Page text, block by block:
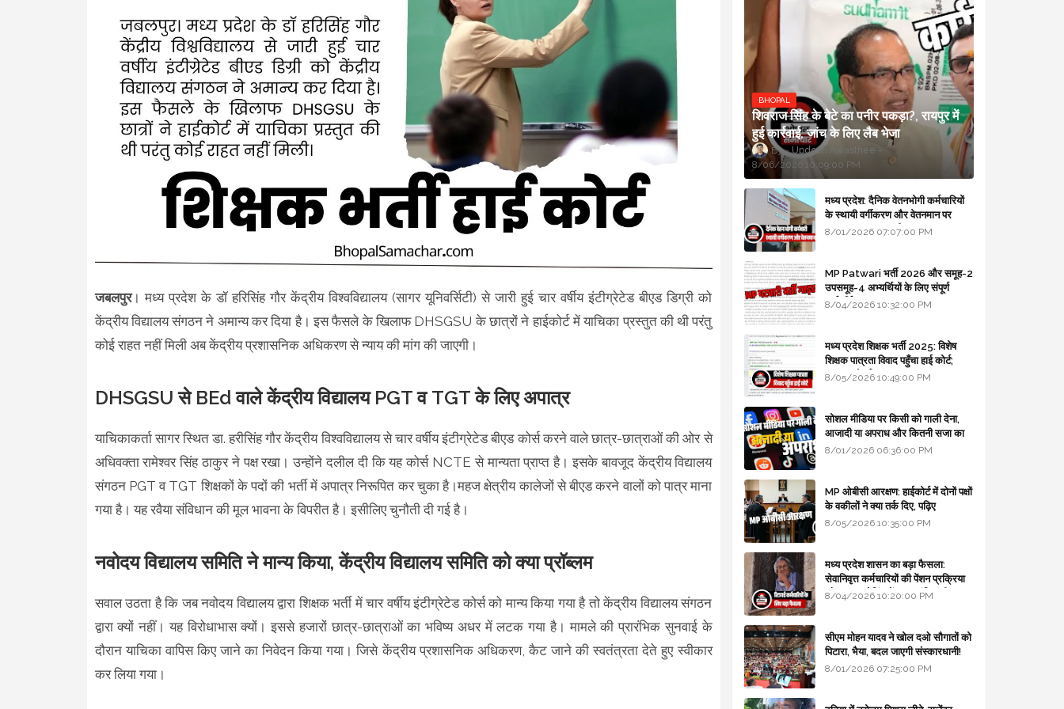
जबलपुर। मध्य प्रदेश के डॉ हरिसिंह गौर केंद्रीय विश्वविद्यालय (सागर यूनिवर्सिटी) से जारी हुई चार वर्षीय इंटीग्रेटेड बीएड डिग्री को
केंद्रीय विद्यालय संगठन ने अमान्य कर दिया है। इस फैसले के खिलाफ DHSGSU के छात्रों ने हाईकोर्ट में याचिका प्रस्तुत की थी परंतु
कोई राहत नहीं मिली अब केंद्रीय प्रशासनिक अधिकरण से न्याय की मांग की जाएगी।
DHSGSU से BEd वाले केंद्रीय विद्यालय PGT व TGT के लिए अपात्र
याचिकाकर्ता सागर स्थित डा. हरीसिंह गौर केंद्रीय विश्वविद्यालय से चार वर्षीय इंटीग्रेटेड बीएड कोर्स करने वाले छात्र-छात्राओं की ओर से
अधिवक्ता रामेश्वर सिंह ठाकुर ने पक्ष रखा। उन्होंने दलील दी कि यह कोर्स NCTE से मान्यता प्राप्त है। इसके बावजूद केंद्रीय विद्यालय
संगठन PGT व TGT शिक्षकों के पदों की भर्ती में अपात्र निरूपित कर चुका है।महज क्षेत्रीय कालेजों से बीएड करने वालों को पात्र माना
गया है। यह रवैया संविधान की मूल भावना के विपरीत है। इसीलिए चुनौती दी गई है।
नवोदय विद्यालय समिति ने मान्य किया, केंद्रीय विद्यालय समिति को क्या प्रॉब्लम
सवाल उठता है कि जब नवोदय विद्यालय द्वारा शिक्षक भर्ती में चार वर्षीय इंटीग्रेटेड कोर्स को मान्य किया गया है तो केंद्रीय विद्यालय संगठन
द्वारा क्यों नहीं। यह विरोधाभास क्यों। इससे हजारों छात्र-छात्राओं का भविष्य अधर में लटक गया है। मामले की प्रारंभिक सुनवाई के
दौरान याचिका वापिस किए जाने का निवेदन किया गया। जिसे केंद्रीय प्रशासनिक अधिकरण, कैट जाने की स्वतंत्रता देते हुए स्वीकार
कर लिया गया।
BHOPAL
शिवराज सिंह के बेटे का पनीर पकड़ा?, रायपुर में
हुई कार्रवाई, जांच के लिए लैब भेजा
Updesh Awasthee
8/06/2026 10:09:00 PM
मध्य प्रदेश: दैनिक वेतनभोगी कर्मचारियों
के स्थायी वर्गीकरण और वेतनमान पर
सरकार का बड़ा स्पष्टीकरण
8/01/2026 07:07:00 PM
MP Patwari भर्ती 2026 और समूह-2
उपसमूह-4 अभ्यर्थियों के लिए संपूर्ण
मार्गदर्शिका
8/04/2026 10:32:00 PM
मध्य प्रदेश शिक्षक भर्ती 2025: विशेष
शिक्षक पात्रता विवाद पहुँचा हाई कोर्ट;
सरकार से माँगा जवाब
8/05/2026 10:49:00 PM
सोशल मीडिया पर किसी को गाली देना,
आजादी या अपराध और कितनी सजा का
प्रावधान - free legal advice
8/01/2026 06:36:00 PM
MP ओबीसी आरक्षण: हाईकोर्ट में दोनों पक्षों
के वकीलों ने क्या तर्क दिए, पढ़िए
8/05/2026 10:35:00 PM
मध्य प्रदेश शासन का बड़ा फैसला:
सेवानिवृत्त कर्मचारियों की पेंशन प्रक्रिया
और बजट कोडिंग में हुए क्रांतिकारी
8/04/2026 10:20:00 PM
सीएम मोहन यादव ने खोल दओ सौगातों को
पिटारा, भैया, बदल जाएगी संस्कारधानी!
8/01/2026 07:25:00 PM